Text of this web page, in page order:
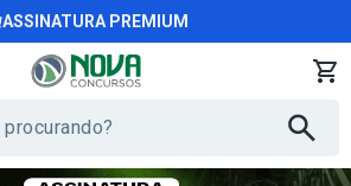
ASSINATURA PREMIUM